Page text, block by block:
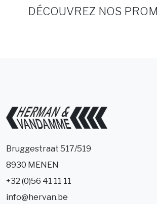
DÉCOUVREZ NOS
Bruggestraat 517/519
8930 MENEN
+32 (0)56 41 11 11
info@hervan.be